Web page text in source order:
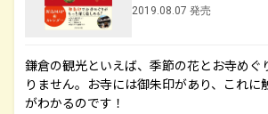
2019.08.07 発売
鎌倉の観光といえば、季節の花とお寺めぐ
りません。お寺には御朱印があり、これに
がわかるのです！